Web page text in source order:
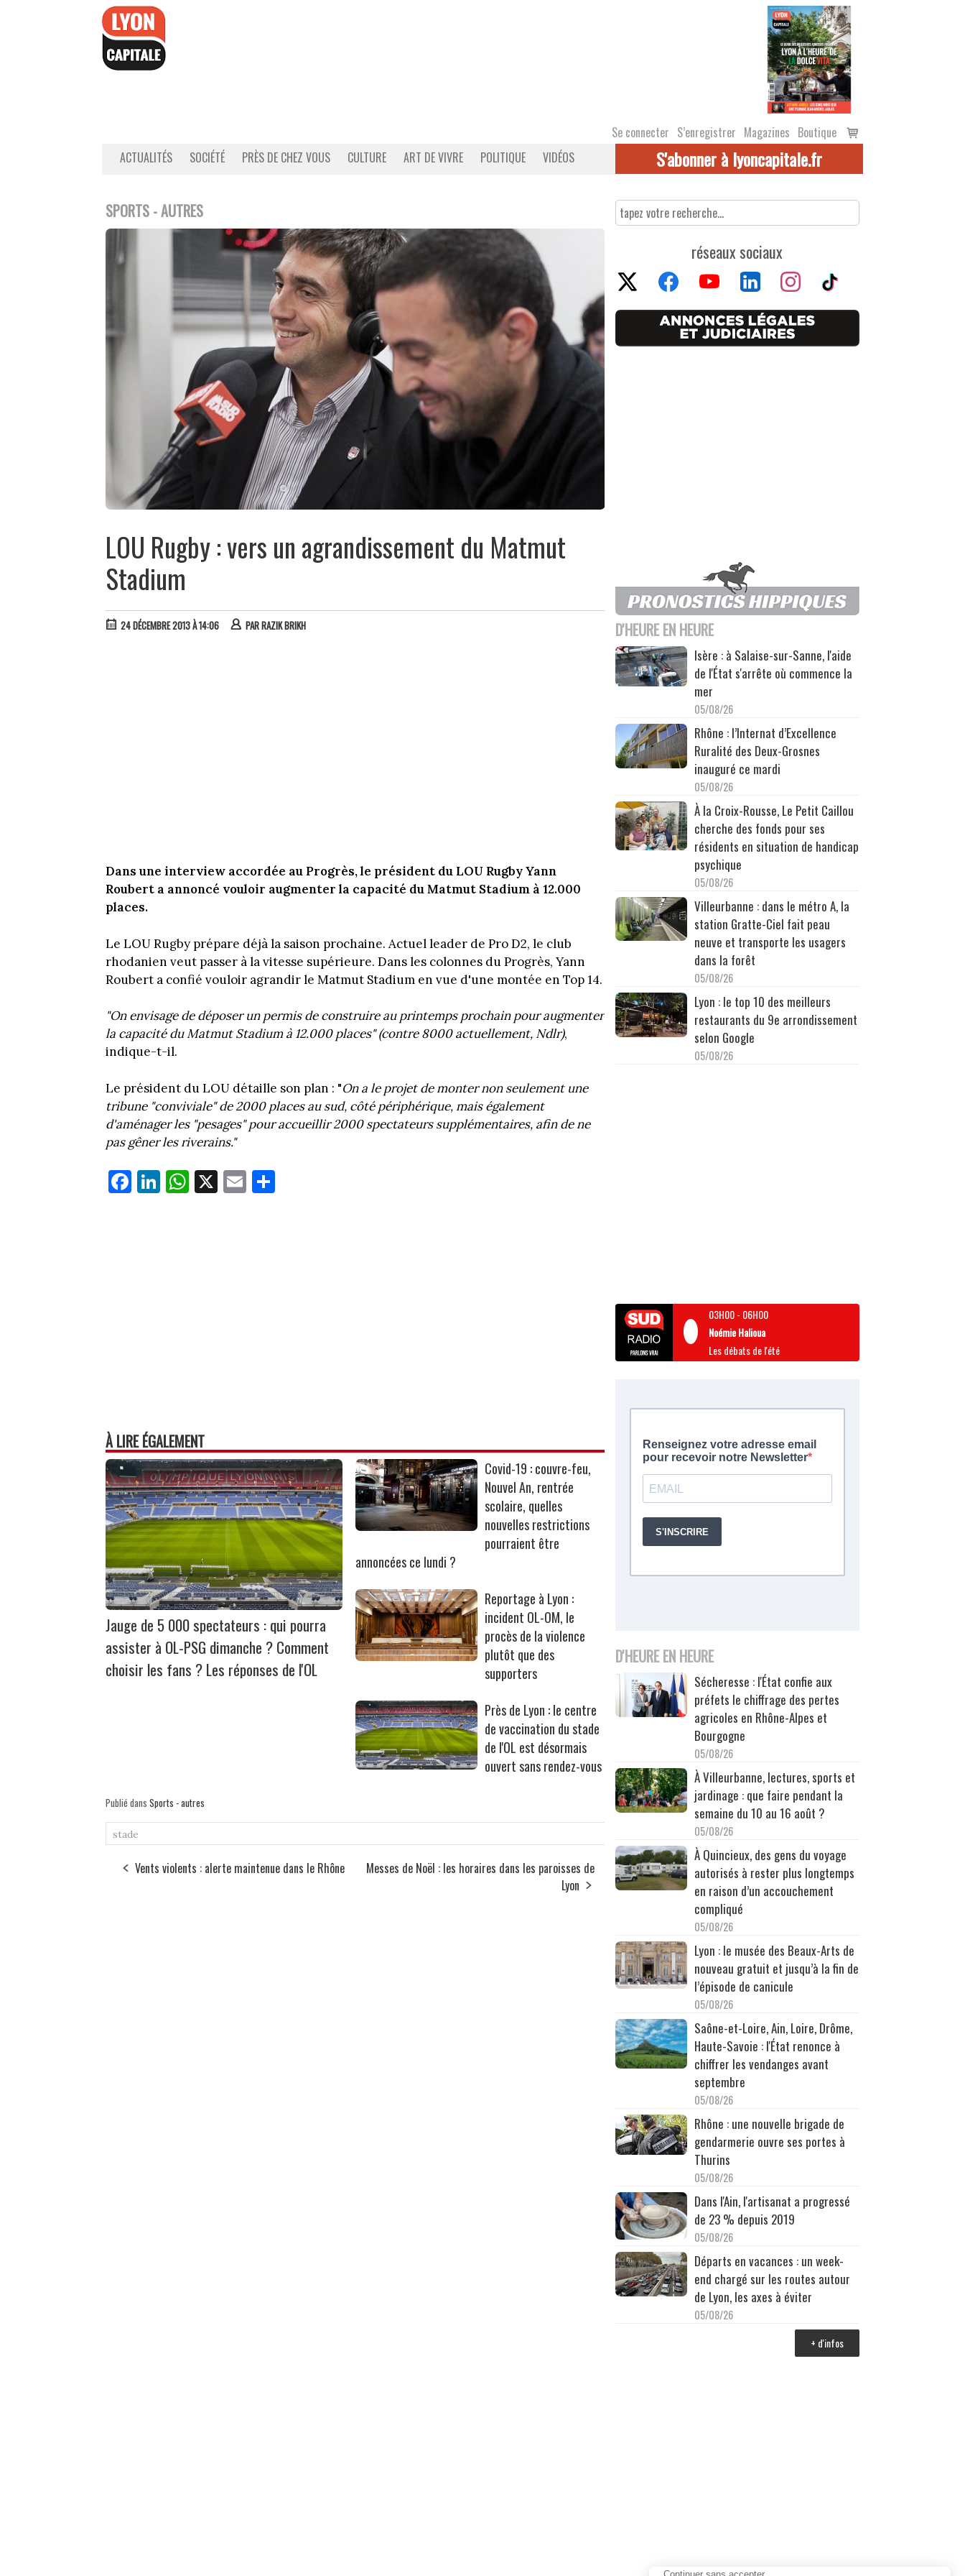
Se connecter S’enregistrer Magazines Boutique
Voir
le
ACTUALITÉS SOCIÉTÉ PRÈS DE CHEZ VOUS CULTURE ART DE VIVRE POLITIQUE VIDÉOS S'abonner à lyoncapitale.fr
SPORTS - AUTRES
LOU Rugby : vers un agrandissement du Matmut
Stadium
24 DÉCEMBRE 2013 À 14:06 PARRAZIK BRIKH
Dans une interview accordée au Progrès, le président du LOU Rugby Yann
Roubert a annoncé vouloir augmenter la capacité du Matmut Stadium à 12.000
places.
Le LOU Rugby prépare déjà la saison prochaine. Actuel leader de Pro D2, le club
rhodanien veut passer à la vitesse supérieure. Dans les colonnes du Progrès, Yann
Roubert a confié vouloir agrandir le Matmut Stadium en vue d'une montée en Top 14.
"On envisage de déposer un permis de construire au printemps prochain pour augmenter
la capacité du Matmut Stadium à 12.000 places" (contre 8000 actuellement, Ndlr),
indique-t-il.
Le président du LOU détaille son plan : "On a le projet de monter non seulement une
tribune "conviviale" de 2000 places au sud, côté périphérique, mais également
d'aménager les "pesages" pour accueillir 2000 spectateurs supplémentaires, afin de ne
pas gêner les riverains."
Fa
ce
Li
nk
W
ha
X E
m
À LIRE ÉGALEMENT
Jauge de 5 000 spectateurs : qui pourra
assister à OL-PSG dimanche ? Comment
choisir les fans ? Les réponses de l'OL
Covid-19 : couvre-feu,
Nouvel An, rentrée
scolaire, quelles
nouvelles restrictions
pourraient être
annoncées ce lundi ?
Reportage à Lyon :
incident OL-OM, le
procès de la violence
plutôt que des
supporters
Près de Lyon : le centre
de vaccination du stade
de l'OL est désormais
ouvert sans rendez-vous
Publié dans Sports - autres
stade
Vents violents : alerte maintenue dans le Rhône
Messes de Noël : les horaires dans les paroisses de
Lyon
réseaux sociaux
D'HEURE EN HEURE
Isère : à Salaise-sur-Sanne, l'aide
de l'État s'arrête où commence la
mer
05/08/26
Rhône : l’Internat d’Excellence
Ruralité des Deux-Grosnes
inauguré ce mardi
05/08/26
À la Croix-Rousse, Le Petit Caillou
cherche des fonds pour ses
résidents en situation de handicap
psychique
05/08/26
Villeurbanne : dans le métro A, la
station Gratte-Ciel fait peau
neuve et transporte les usagers
dans la forêt
05/08/26
Lyon : le top 10 des meilleurs
restaurants du 9e arrondissement
selon Google
05/08/26
03H00- 06H00
Noémie Halioua
Les débats de l'été
D'HEURE EN HEURE
Sécheresse : l'État confie aux
préfets le chiffrage des pertes
agricoles en Rhône-Alpes et
Bourgogne
05/08/26
À Villeurbanne, lectures, sports et
jardinage : que faire pendant la
semaine du 10 au 16 août ?
05/08/26
À Quincieux, des gens du voyage
autorisés à rester plus longtemps
en raison d’un accouchement
compliqué
05/08/26
Lyon : le musée des Beaux-Arts de
nouveau gratuit et jusqu’à la fin de
l’épisode de canicule
05/08/26
Saône-et-Loire, Ain, Loire, Drôme,
Haute-Savoie : l'État renonce à
chiffrer les vendanges avant
septembre
05/08/26
Rhône : une nouvelle brigade de
gendarmerie ouvre ses portes à
Thurins
05/08/26
Dans l'Ain, l'artisanat a progressé
de 23 % depuis 2019
05/08/26
Départs en vacances : un week-
end chargé sur les routes autour
de Lyon, les axes à éviter
05/08/26
+ d'infos